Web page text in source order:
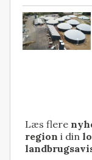
Læs flere
region i din